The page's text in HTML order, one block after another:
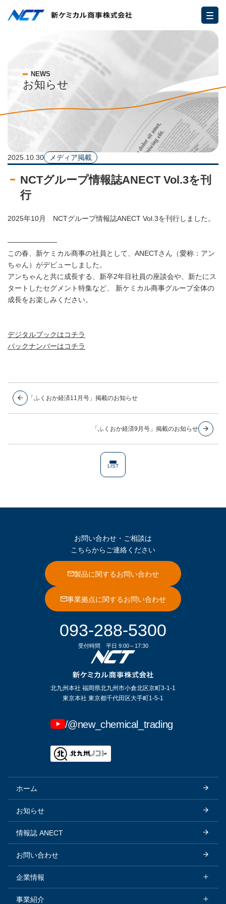
NEWS
お知らせ
2025.10.30 メディア掲載
NCTグループ情報誌ANECT Vol.3を刊
行
2025年10月 NCTグループ情報誌ANECT Vol.3を刊行しました。
———————
この春、新ケミカル商事の社員として、ANECTさん（愛称：アン
ちゃん）がデビューしました。
アンちゃんと共に成長する、新卒2年目社員の座談会や、新たにス
タートしたセグメント特集など、 新ケミカル商事グループ全体の
成長をお楽しみください。
デジタルブックはコチラ
バックナンバーはコチラ
「ふくおか経済11月号」掲載のお知らせ
LIST
「ふくおか経済9月号」掲載のお知らせ
お問い合わせ・ご相談は
こちらからご連絡ください
製品に関するお問い合わせ
事業拠点に関するお問い合わせ
093-288-5300
受付時間 平日 9:00～17:30
北九州本社 福岡県北九州市小倉北区京町3-1-1
東京本社 東京都千代田区大手町1-5-1
/@new_chemical_trading
ホーム
お知らせ
情報誌 ANECT
お問い合わせ
企業情報
企業情報トップ
事業紹介